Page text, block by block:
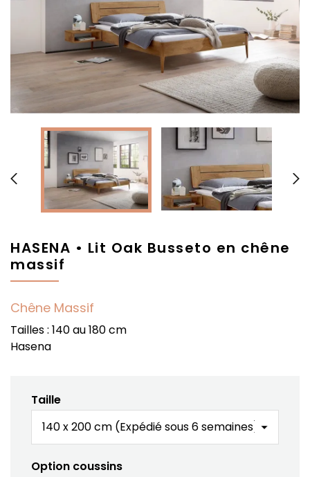
 
HASENA • Lit Oak Busseto en chêne
massif
Chêne Massif
Tailles : 140 au 180 cm
Hasena
Taille
Option coussins